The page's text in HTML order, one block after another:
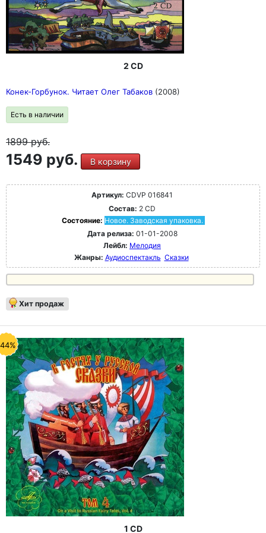
2 CD
Конек-Горбунок. Читает Олег Табаков (2008)
Есть в наличии
1899руб.
1549 руб. В корзину
Артикул: CDVP 016841
Состав: 2 CD
Состояние: Новое. Заводская упаковка.
Дата релиза: 01-01-2008
Лейбл: Мелодия
Жанры: Аудиоспектакль Сказки
Хит продаж
1 CD